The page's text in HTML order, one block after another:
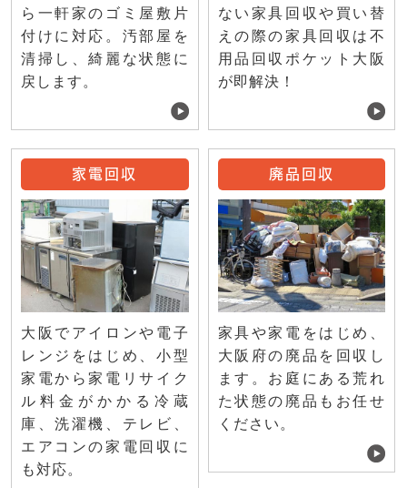
ら一軒家のゴミ屋敷片
付けに対応。汚部屋を
清掃し、綺麗な状態に
戻します。
ない家具回収や買い替
えの際の家具回収は不
用品回収ポケット大阪
が即解決！
家電回収
大阪でアイロンや電子
レンジをはじめ、小型
家電から家電リサイク
ル料金がかかる冷蔵
庫、洗濯機、テレビ、
エアコンの家電回収に
も対応。
廃品回収
家具や家電をはじめ、
大阪府の廃品を回収し
ます。お庭にある荒れ
た状態の廃品もお任せ
ください。